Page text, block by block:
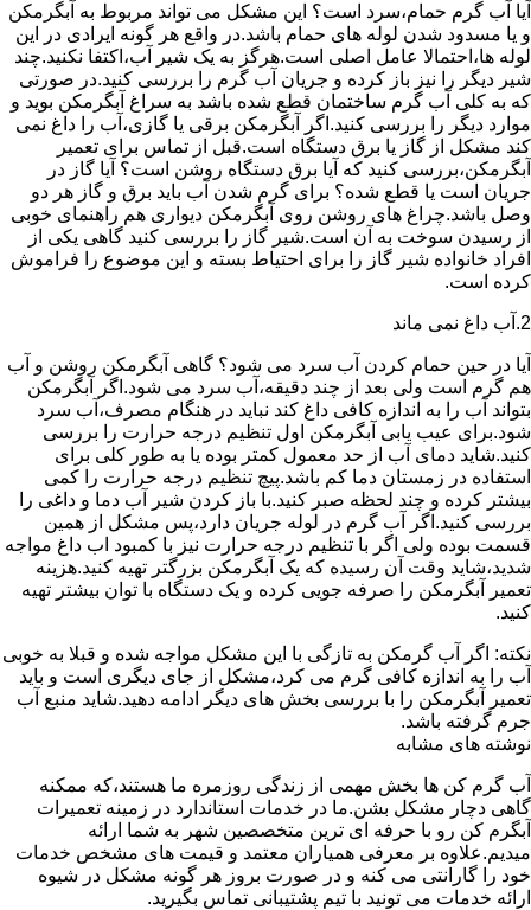
آیا آب گرم حمام،سرد است؟ این مشکل می تواند مربوط به آبگرمکن
و یا مسدود شدن لوله های حمام باشد.در واقع هر گونه ایرادی در این
لوله ها،احتمالا عامل اصلی است.هرگز به یک شیر آب،اکتفا نکنید.چند
شیر دیگر را نیز باز کرده و جریان آب گرم را بررسی کنید.در صورتی
که به کلی آب گرم ساختمان قطع شده باشد به سراغ آبگرمکن بوید و
موارد دیگر را بررسی کنید.اگر آبگرمکن برقی یا گازی،آب را داغ نمی
کند مشکل از گاز یا برق دستگاه است.قبل از تماس برای تعمیر
آبگرمکن،بررسی کنید که آیا برق دستگاه روشن است؟ آیا گاز در
جریان است یا قطع شده؟ برای گرم شدن آب باید برق و گاز هر دو
وصل باشد.چراغ های روشن روی آبگرمکن دیواری هم راهنمای خوبی
از رسیدن سوخت به آن است.شیر گاز را بررسی کنید گاهی یکی از
افراد خانواده شیر گاز را برای احتیاط بسته و این موضوع را فراموش
کرده است.
2.آب داغ نمی ماند
آیا در حین حمام کردن آب سرد می شود؟ گاهی آبگرمکن روشن و آب
هم گرم است ولی بعد از چند دقیقه،آب سرد می شود.اگر آبگرمکن
بتواند آب را به اندازه کافی داغ کند نباید در هنگام مصرف،آب سرد
شود.برای عیب یابی آبگرمکن اول تنظیم درجه حرارت را بررسی
کنید.شاید دمای آب از حد معمول کمتر بوده یا به طور کلی برای
استفاده در زمستان دما کم باشد.پیچ تنظیم درجه حرارت را کمی
بیشتر کرده و چند لحظه صبر کنید.با باز کردن شیر آب دما و داغی را
بررسی کنید.اگر آب گرم در لوله جریان دارد،پس مشکل از همین
قسمت بوده ولی اگر با تنظیم درجه حرارت نیز با کمبود اب داغ مواجه
شدید،شاید وقت آن رسیده که یک آبگرمکن بزرگتر تهیه کنید.هزینه
تعمیر آبگرمکن را صرفه جویی کرده و یک دستگاه با توان بیشتر تهیه
کنید.
نکته: اگر آب گرمکن به تازگی با این مشکل مواجه شده و قبلا به خوبی
آب را به اندازه کافی گرم می کرد،مشکل از جای دیگری است و باید
تعمیر آبگرمکن را با بررسی بخش های دیگر ادامه دهید.شاید منبع آب
جرم گرفته باشد.
نوشته های مشابه
آب گرم کن ها بخش مهمی از زندگی روزمره ما هستند،که ممکنه
گاهی دچار مشکل بشن.ما در خدمات استاندارد در زمینه تعمیرات
آبگرم کن رو با حرفه ای ترین متخصصین شهر به شما ارائه
میدیم.علاوه بر معرفی همیاران معتمد و قیمت های مشخص خدمات
خود را گارانتی می کنه و در صورت بروز هر گونه مشکل در شیوه
ارائه خدمات می تونید با تیم پشتیبانی تماس بگیرید.